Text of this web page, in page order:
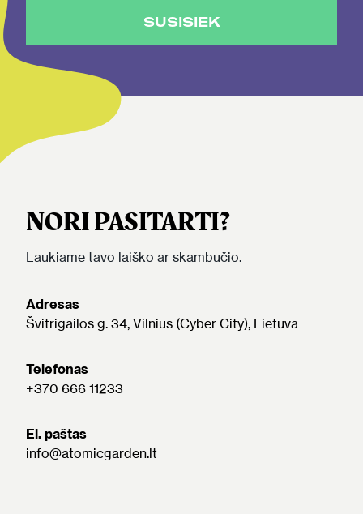
SUSISIEK
NORI PASITARTI?
Laukiame tavo laiško ar skambučio.
Adresas
Švitrigailos g. 34, Vilnius (Cyber City), Lietuva
Telefonas
+370 666 11233
El. paštas
info@atomicgarden.lt